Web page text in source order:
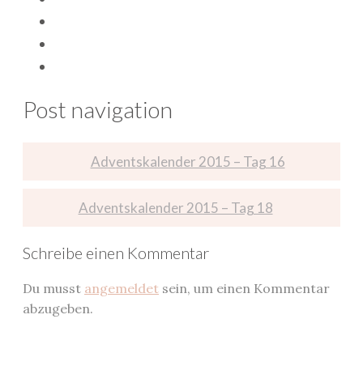
Post navigation
Adventskalender 2015 – Tag 16
Adventskalender 2015 – Tag 18
Schreibe einen Kommentar
Du musst angemeldet sein, um einen Kommentar
abzugeben.